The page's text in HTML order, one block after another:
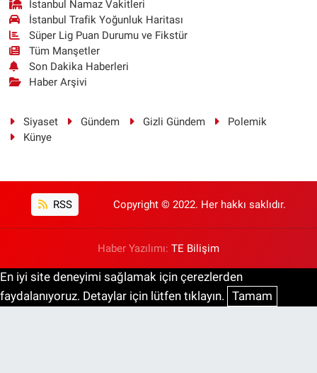
İstanbul Namaz Vakitleri
İstanbul Trafik Yoğunluk Haritası
Süper Lig Puan Durumu ve Fikstür
Tüm Manşetler
Son Dakika Haberleri
Haber Arşivi
Siyaset Gündem Gizli Gündem
Polemik
Künye
RSS Copyright © 2022. Her hakkı saklıdır.
Haber Yazılımı: TE Bilişim
En iyi site deneyimi sağlamak için çerezlerden
faydalanıyoruz. Detaylar için lütfen tıklayın. Tamam